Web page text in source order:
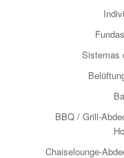
Sistemas
BBQ /
Chaiselounge-